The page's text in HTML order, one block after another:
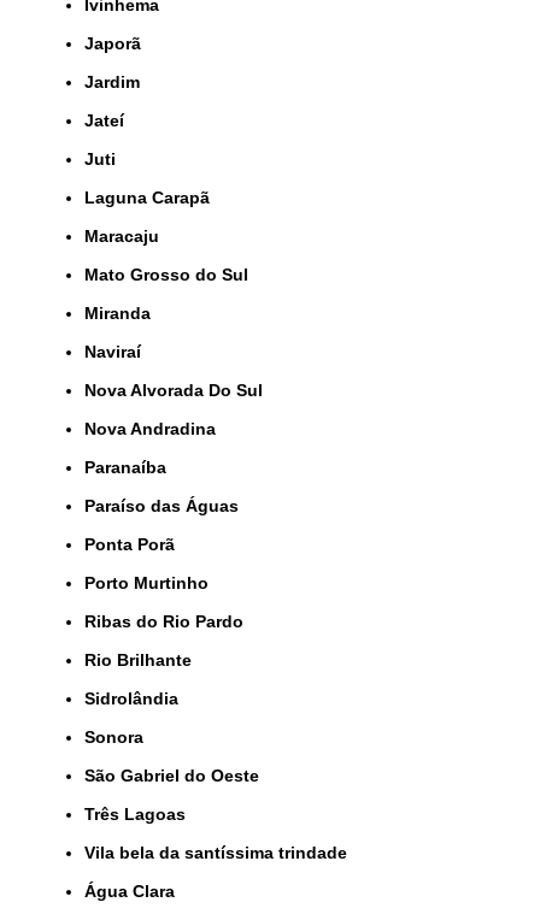
Ivinhema
Japorã
Jardim
Jateí
Juti
Laguna Carapã
Maracaju
Mato Grosso do Sul
Miranda
Naviraí
Nova Alvorada Do Sul
Nova Andradina
Paranaíba
Paraíso das Águas
Ponta Porã
Porto Murtinho
Ribas do Rio Pardo
Rio Brilhante
Sidrolândia
Sonora
São Gabriel do Oeste
Três Lagoas
Vila bela da santíssima trindade
Água Clara